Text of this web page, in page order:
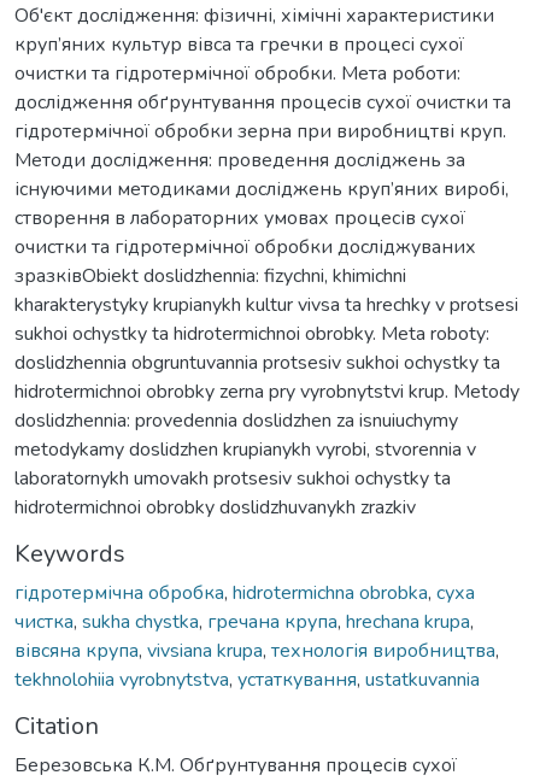
Об'єкт дослідження: фізичні, хімічні характеристики
круп’яних культур вівса та гречки в процесі сухої
очистки та гідротермічної обробки. Мета роботи:
дослідження обґрунтування процесів сухої очистки та
гідротермічної обробки зерна при виробництві круп.
Методи дослідження: проведення досліджень за
існуючими методиками досліджень круп’яних виробі,
створення в лабораторних умовах процесів сухої
очистки та гідротермічної обробки досліджуваних
зразківObiekt doslidzhennia: fizychni, khimichni
kharakterystyky krupianykh kultur vivsa ta hrechky v protsesi
sukhoi ochystky ta hidrotermichnoi obrobky. Meta roboty:
doslidzhennia obgruntuvannia protsesiv sukhoi ochystky ta
hidrotermichnoi obrobky zerna pry vyrobnytstvi krup. Metody
doslidzhennia: provedennia doslidzhen za isnuiuchymy
metodykamy doslidzhen krupianykh vyrobi, stvorennia v
laboratornykh umovakh protsesiv sukhoi ochystky ta
hidrotermichnoi obrobky doslidzhuvanykh zrazkiv
Keywords
гідротермічна обробка, hidrotermichna obrobka, суха
чистка, sukha chystka, гречана крупа, hrechana krupa,
вівсяна крупа, vivsiana krupa, технологія виробництва,
tekhnolohiia vyrobnytstva, устаткування, ustatkuvannia
Citation
Березовська К.М. Обґрунтування процесів сухої